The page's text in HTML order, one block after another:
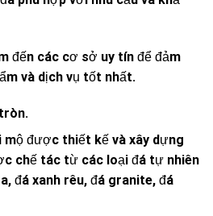
đến các cơ sở uy tín để đảm
và dịch vụ tốt nhất.
mộ được thiết kế và xây dựng
chế tác từ các loại đá tự nhiên
đá xanh rêu, đá granite, đá